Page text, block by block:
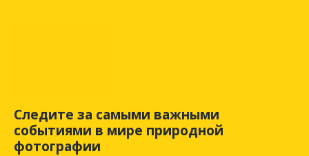
Следите за самыми важными
событиями в мире природной
фотографии